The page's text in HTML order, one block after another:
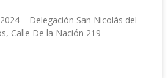
– Delegación San Nicolás del
Calle De la Nación 219